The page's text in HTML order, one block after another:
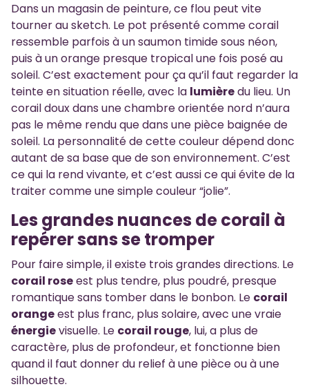
Dans un magasin de peinture, ce flou peut vite
tourner au sketch. Le pot présenté comme corail
ressemble parfois à un saumon timide sous néon,
puis à un orange presque tropical une fois posé au
soleil. C’est exactement pour ça qu’il faut regarder la
teinte en situation réelle, avec la lumièredu lieu. Un
corail doux dans une chambre orientée nord n’aura
pas le même rendu que dans une pièce baignée de
soleil. La personnalité de cette couleur dépend donc
autant de sa base que de son environnement. C’est
ce qui la rend vivante, et c’est aussi ce qui évite de la
traiter comme une simple couleur “jolie”.
Les grandes nuances de corail à
repérer sans se tromper
Pour faire simple, il existe trois grandes directions. Le
corail roseest plus tendre, plus poudré, presque
romantique sans tomber dans le bonbon. Le corail
orangeest plus franc, plus solaire, avec une vraie
énergievisuelle. Le corail rouge, lui, a plus de
caractère, plus de profondeur, et fonctionne bien
quand il faut donner du relief à une pièce ou à une
silhouette.